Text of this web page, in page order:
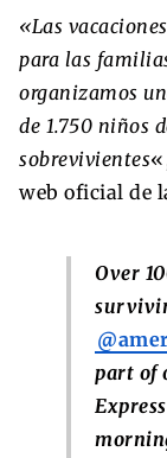
«Las
para las
organizamos
de 1.750 niños
sobrevivientes
web oficial de
Over
part of